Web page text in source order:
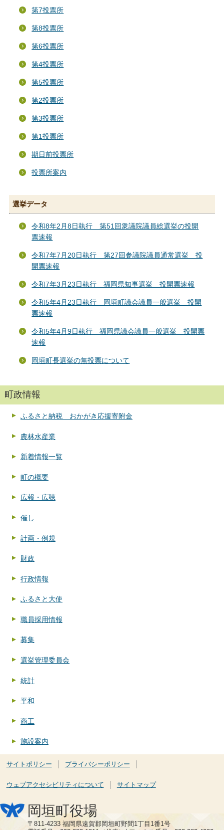
第7投票所
第8投票所
第6投票所
第4投票所
第5投票所
第2投票所
第3投票所
第1投票所
期日前投票所
投票所案内
選挙データ
令和8年2月8日執行 第51回衆議院議員総選挙の投開
票速報
令和7年7月20日執行 第27回参議院議員通常選挙 投
開票速報
令和7年3月23日執行 福岡県知事選挙 投開票速報
令和5年4月23日執行 岡垣町議会議員一般選挙 投開
票速報
令和5年4月9日執行 福岡県議会議員一般選挙 投開票
速報
岡垣町長選挙の無投票について
町政情報
ふるさと納税 おかがき応援寄附金
農林水産業
新着情報一覧
町の概要
広報・広聴
催し
計画・例規
財政
行政情報
ふるさと大使
職員採用情報
募集
選挙管理委員会
統計
平和
商工
施設案内
サイトポリシー プライバシーポリシー
ウェブアクセシビリティについて サイトマップ
岡垣町役場
〒811-4233 福岡県遠賀郡岡垣町野間1丁目1番1号